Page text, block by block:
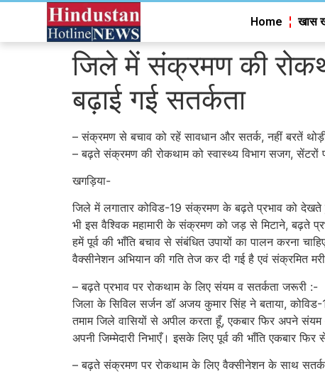
Home खास
जिले में संक्रमण की
बढ़ाई गई सतर्कता
– संक्रमण से बचाव को रहें सावधान और सतर्क, नहीं बरतें थोड़ी
– बढ़ते संक्रमण की रोकथाम को स्वास्थ्य विभाग सजग, सेंटरों
खगड़िया-
जिले में लगातार कोविड-19 संक्रमण के बढ़ते प्रभाव को
भी इस वैश्विक महामारी के संक्रमण को जड़ से मिटाने, बढ़ते
हमें पूर्व की भाँति बचाव से संबंधित उपायों का पालन करना
वैक्सीनेशन अभियान की गति तेज कर दी गई है एवं संक्रमित
– बढ़ते प्रभाव पर रोकथाम के लिए संयम व सतर्कता जरूरी :-
जिला के सिविल सर्जन डॉ अजय कुमार सिंह ने बताया,
तमाम जिले वासियों से अपील करता हूँ, एकबार फिर अपने
अपनी जिम्मेदारी निभाएँ। इसके लिए पूर्व की भाँति एकबार
– बढ़ते संक्रमण पर रोकथाम के लिए वैक्सीनेशन के साथ